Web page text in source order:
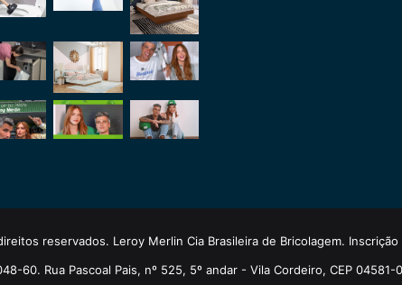
reservados. Leroy Merlin Cia Brasileira de Bricolagem. Inscrição
60. Rua Pascoal Pais, nº 525, 5º andar - Vila Cordeiro, CEP 04581-